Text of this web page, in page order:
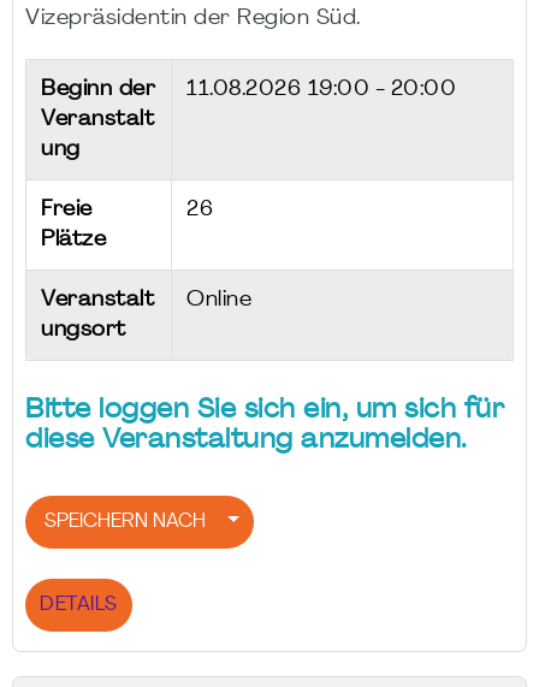
Vizepräsidentin der Region Süd.
Beginn der
Veranstalt
ung
11.08.2026 19:00 - 20:00
Freie
Plätze
26
Veranstalt
ungsort
Online
Bitte loggen Sie sich ein, um sich für
diese Veranstaltung anzumelden.
SPEICHERN NACH
DETAILS